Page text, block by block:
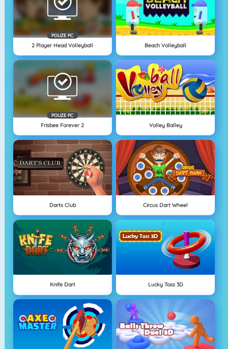
POUZE PC
2 Player Head Volleyball Beach Volleyball
POUZE PC
Frisbee Forever 2 Volley Balley
Darts Club Circus Dart Wheel
Knife Dart Lucky Toss 3D